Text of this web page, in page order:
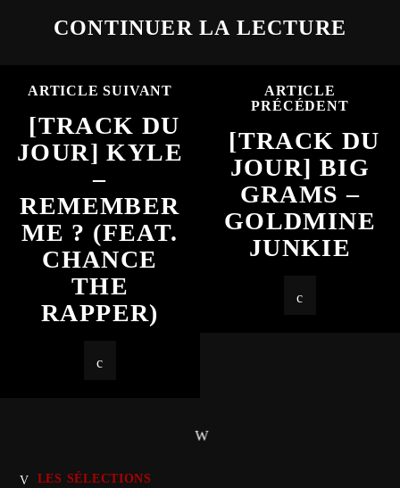
CONTINUER LA LECTURE
ARTICLE SUIVANT
[TRACK DU
JOUR] KYLE
–
REMEMBER
ME ? (FEAT.
CHANCE
THE
RAPPER)
ARTICLE
PRÉCÉDENT
[TRACK DU
JOUR] BIG
GRAMS –
GOLDMINE
JUNKIE
LES SÉLECTIONS